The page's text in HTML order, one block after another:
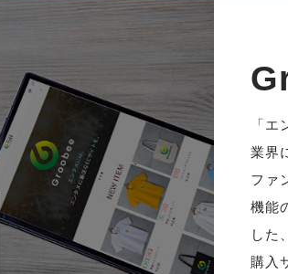
「
業界
ファ
機能
した
購入